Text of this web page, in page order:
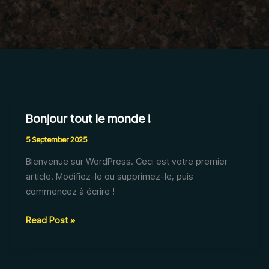
Bonjour tout le monde !
5 September 2025
Bienvenue sur WordPress. Ceci est votre premier
article. Modifiez-le ou supprimez-le, puis
commencez à écrire !
Bonjour
monde !
Read Post »